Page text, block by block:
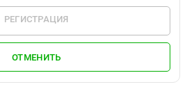
РЕГИСТРАЦИЯ
ОТМЕНИТЬ